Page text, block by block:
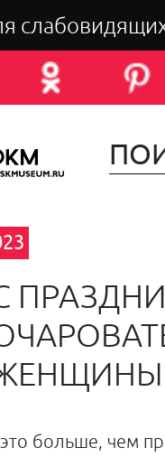
это больше, чем